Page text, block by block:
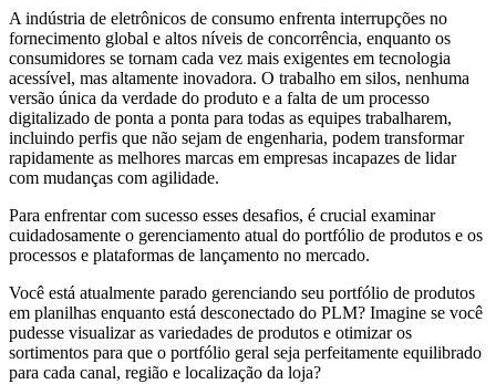
A indústria de eletrônicos de consumo enfrenta interrupções no
fornecimento global e altos níveis de concorrência, enquanto os
consumidores se tornam cada vez mais exigentes em tecnologia
acessível, mas altamente inovadora. O trabalho em silos, nenhuma
versão única da verdade do produto e a falta de um processo
digitalizado de ponta a ponta para todas as equipes trabalharem,
incluindo perfis que não sejam de engenharia, podem transformar
rapidamente as melhores marcas em empresas incapazes de lidar
com mudanças com agilidade.
Para enfrentar com sucesso esses desafios, é crucial examinar
cuidadosamente o gerenciamento atual do portfólio de produtos e os
processos e plataformas de lançamento no mercado.
Você está atualmente parado gerenciando seu portfólio de produtos
em planilhas enquanto está desconectado do PLM? Imagine se você
pudesse visualizar as variedades de produtos e otimizar os
sortimentos para que o portfólio geral seja perfeitamente equilibrado
para cada canal, região e localização da loja?